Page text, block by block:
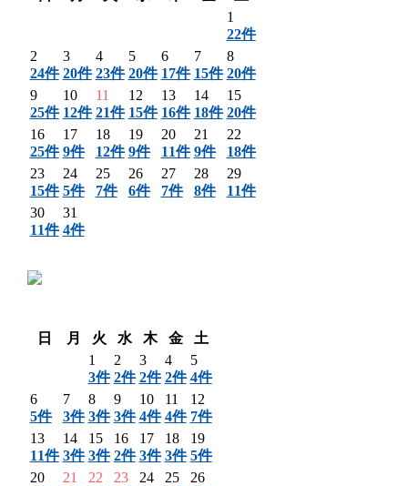
1
22件
2
24件
3
20件
4
23件
5
20件
6
17件
7
15件
8
20件
9
25件
10
12件
11
21件
12
15件
13
16件
14
18件
15
20件
16
25件
17
9件
18
12件
19
9件
20
11件
21
9件
22
18件
23
15件
24
5件
25
7件
26
6件
27
7件
28
8件
29
11件
30
11件
31
4件
日
月 火 水 木 金
土
1
3件
2
2件
3
2件
4
2件
5
4件
6
5件
7
3件
8
3件
9
3件
10
4件
11
4件
12
7件
13
11件
14
3件
15
3件
16
2件
17
3件
18
3件
19
5件
20
21
22
23
24
25
26